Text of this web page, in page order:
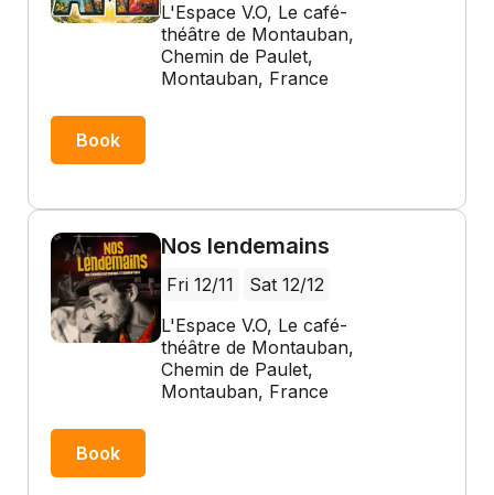
L'Espace V.O, Le café-
théâtre de Montauban,
Chemin de Paulet,
Montauban, France
Book
Nos lendemains
Fri 12/11
Sat 12/12
L'Espace V.O, Le café-
théâtre de Montauban,
Chemin de Paulet,
Montauban, France
Book